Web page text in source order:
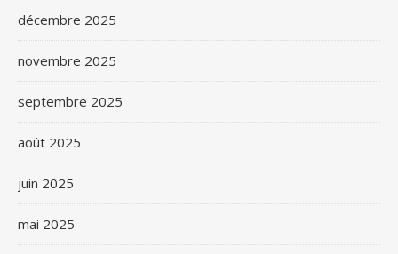
décembre 2025
novembre 2025
septembre 2025
août 2025
juin 2025
mai 2025